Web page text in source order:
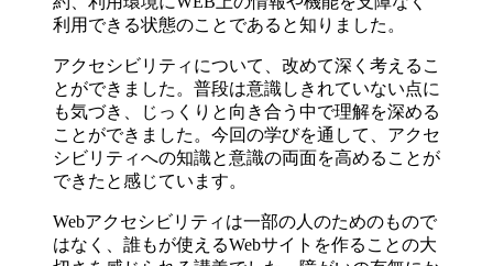
利用できる状態のことであると知りました。
アクセシビリティについて、改めて深く考えるこ
とができました。普段は意識しきれていない点に
も気づき、じっくりと向き合う中で理解を深める
ことができました。今回の学びを通して、アクセ
シビリティへの知識と意識の両面を高めることが
できたと感じています。
Webアクセシビリティは一部の人のためのもので
はなく、誰もが使えるWebサイトを作ることの大